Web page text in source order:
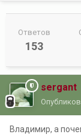
Ответов
153
sergant
Владимир, а